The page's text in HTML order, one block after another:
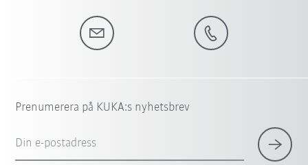
Prenumerera på KUKA:s nyhetsbrev
Din e-postadress